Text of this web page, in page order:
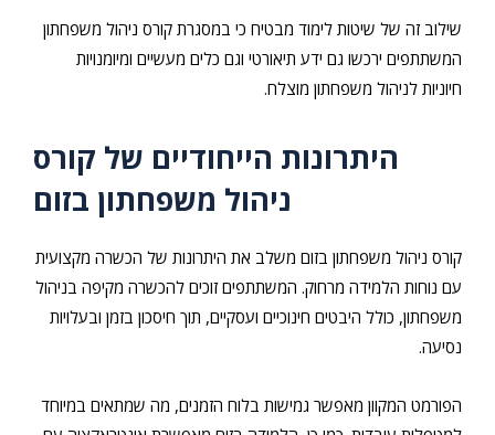
שילוב זה של שיטות לימוד מבטיח כי במסגרת קורס ניהול משפחתון
המשתתפים ירכשו גם ידע תיאורטי וגם כלים מעשיים ומיומנויות
חיוניות לניהול משפחתון מוצלח.
היתרונות הייחודיים של קורס
ניהול משפחתון בזום
קורס ניהול משפחתון בזום משלב את היתרונות של הכשרה מקצועית
עם נוחות הלמידה מרחוק. המשתתפים זוכים להכשרה מקיפה בניהול
משפחתון, כולל היבטים חינוכיים ועסקיים, תוך חיסכון בזמן ובעלויות
נסיעה.
הפורמט המקוון מאפשר גמישות בלוח הזמנים, מה שמתאים במיוחד